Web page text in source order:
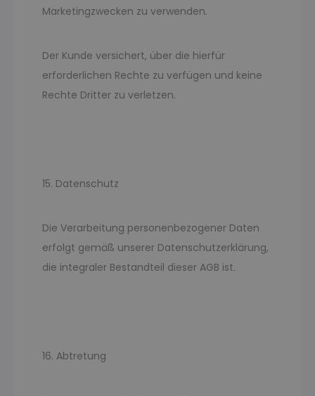
Marketingzwecken zu verwenden.
Der Kunde versichert, über die hierfür
erforderlichen Rechte zu verfügen und keine
Rechte Dritter zu verletzen.
15. Datenschutz
Die Verarbeitung personenbezogener Daten
erfolgt gemäß unserer Datenschutzerklärung,
die integraler Bestandteil dieser AGB ist.
16. Abtretung